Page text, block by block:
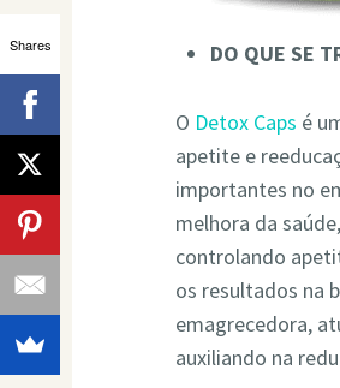
DO QUE SE
O Detox Caps é
apetite e
importantes no
melhora da
controlando
os resultados na
emagrecedora,
auxiliando na
Shares